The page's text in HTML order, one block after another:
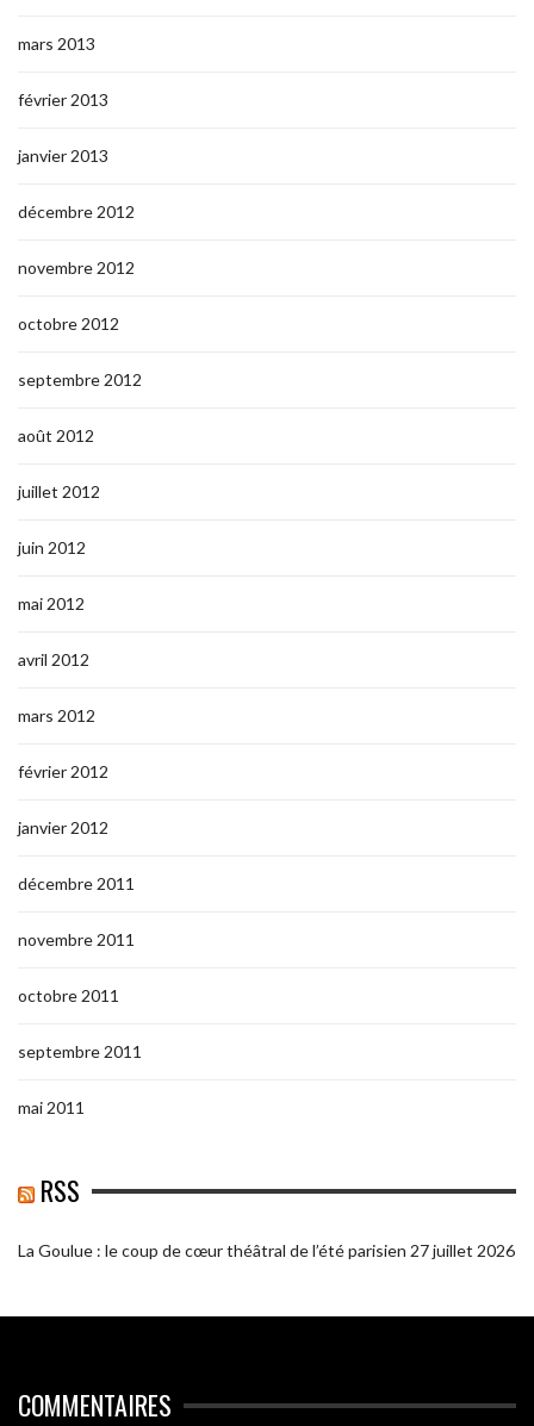
mars 2013
février 2013
janvier 2013
décembre 2012
novembre 2012
octobre 2012
septembre 2012
août 2012
juillet 2012
juin 2012
mai 2012
avril 2012
mars 2012
février 2012
janvier 2012
décembre 2011
novembre 2011
octobre 2011
septembre 2011
mai 2011
RSS
La Goulue : le coup de cœur théâtral de l’été parisien 27 juillet 2026
COMMENTAIRES